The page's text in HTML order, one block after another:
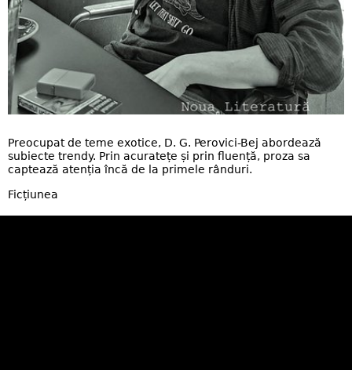
Preocupat de teme exotice, D. G. Perovici-Bej abordează
subiecte trendy. Prin acuratețe și prin fluență, proza sa
captează atenția încă de la primele rânduri.
Ficțiunea